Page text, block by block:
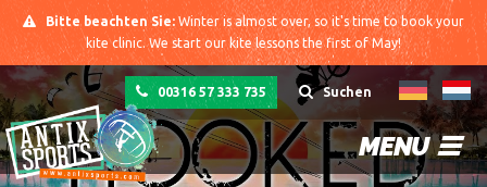
Bitte beachten Sie: Winter is almost over, so it's time to book your
kite clinic. We start our kite lessons the first of May!
Suchen
00316 57 333 735
MENU